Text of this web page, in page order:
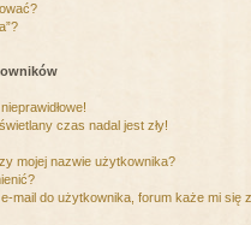
czas nadal jest zły!
mojej nazwie użytkownika?
mail do użytkownika, forum każe mi się